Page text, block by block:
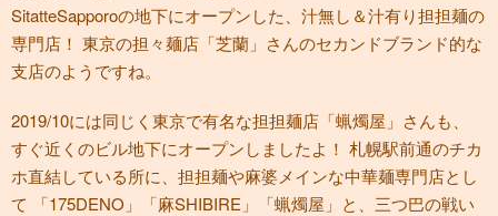
SitatteSapporoの地下にオープンした、汁無し＆汁有り担担麺の
専門店！ 東京の担々麺店「芝蘭」さんのセカンドブランド的な
支店のようですね。
2019/10には同じく東京で有名な担担麺店「蝋燭屋」さんも、
すぐ近くのビル地下にオープンしましたよ！ 札幌駅前通のチカ
ホ直結している所に、担担麺や麻婆メインな中華麺専門店とし
て 「175DENO」「麻SHIBIRE」「蝋燭屋」と、三つ巴の戦い